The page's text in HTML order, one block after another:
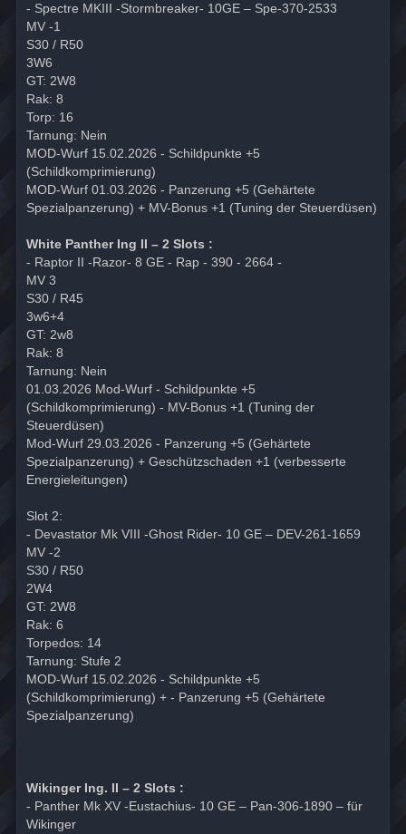
- Spectre MKIII -Stormbreaker- 10GE – Spe-370-2533
MV -1
S30 / R50
3W6
GT: 2W8
Rak: 8
Torp: 16
Tarnung: Nein
MOD-Wurf 15.02.2026 - Schildpunkte +5
(Schildkomprimierung)
MOD-Wurf 01.03.2026 - Panzerung +5 (Gehärtete
Spezialpanzerung) + MV-Bonus +1 (Tuning der Steuerdüsen)
White Panther Ing II – 2 Slots :
- Raptor II -Razor- 8 GE - Rap - 390 - 2664 -
MV 3
S30 / R45
3w6+4
GT: 2w8
Rak: 8
Tarnung: Nein
01.03.2026 Mod-Wurf - Schildpunkte +5
(Schildkomprimierung) - MV-Bonus +1 (Tuning der
Steuerdüsen)
Mod-Wurf 29.03.2026 - Panzerung +5 (Gehärtete
Spezialpanzerung) + Geschützschaden +1 (verbesserte
Energieleitungen)
Slot 2:
- Devastator Mk VIII -Ghost Rider- 10 GE – DEV-261-1659
MV -2
S30 / R50
2W4
GT: 2W8
Rak: 6
Torpedos: 14
Tarnung: Stufe 2
MOD-Wurf 15.02.2026 - Schildpunkte +5
(Schildkomprimierung) + - Panzerung +5 (Gehärtete
Spezialpanzerung)
Wikinger Ing. II – 2 Slots :
- Panther Mk XV -Eustachius- 10 GE – Pan-306-1890 – für
Wikinger